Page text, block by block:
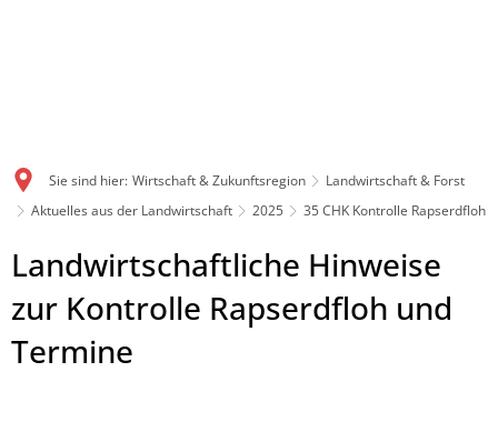
Sie sind hier: Wirtschaft & Zukunftsregion
Landwirtschaft & Forst
Aktuelles aus der Landwirtschaft
2025 35 CHK Kontrolle Rapserdfloh
Landwirtschaftliche Hinweise
zur Kontrolle Rapserdfloh und
Termine